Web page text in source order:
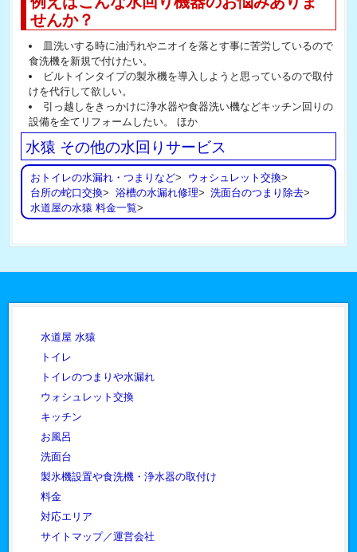
せんか？
皿洗いする時に油汚れやニオイを落とす事に苦労しているので
食洗機を新規で付けたい。
ビルトインタイプの製氷機を導入しようと思っているので取付
けを代行して欲しい。
引っ越しをきっかけに浄水器や食器洗い機などキッチン回りの
設備を全てリフォームしたい。 ほか
水猿 その他の水回りサービス
おトイレの水漏れ・つまりなど> ウォシュレット交換>
台所の蛇口交換> 浴槽の水漏れ修理> 洗面台のつまり除去>
水道屋の水猿 料金一覧>
水道屋 水猿
トイレ
トイレのつまりや水漏れ
ウォシュレット交換
キッチン
お風呂
洗面台
製氷機設置や食洗機・浄水器の取付け
料金
対応エリア
サイトマップ／運営会社